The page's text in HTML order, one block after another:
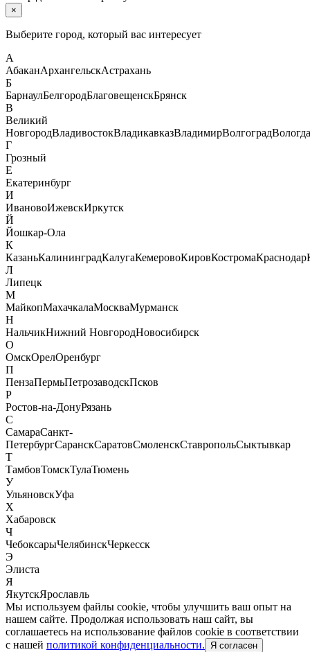
×
Выберите город, который вас интересует
А
АбаканАрхангельскАстрахань
Б
БарнаулБелгородБлаговещенскБрянск
В
Великий
НовгородВладивостокВладикавказВладимирВолгоградВологда
Г
Грозный
Е
Екатеринбург
И
ИвановоИжевскИркутск
Й
Йошкар-Ола
К
КазаньКалининградКалугаКемеровоКировКостромаКраснодар
Л
Липецк
М
МайкопМахачкалаМоскваМурманск
Н
НальчикНижний НовгородНовосибирск
О
ОмскОрелОренбург
П
ПензаПермьПетрозаводскПсков
Р
Ростов-на-ДонуРязань
С
СамараСанкт-
ПетербургСаранскСаратовСмоленскСтавропольСыктывкар
Т
ТамбовТомскТулаТюмень
У
УльяновскУфа
Х
Хабаровск
Ч
ЧебоксарыЧелябинскЧеркесск
Э
Элиста
Я
ЯкутскЯрославль
Мы используем файлы cookie, чтобы улучшить ваш опыт на
нашем сайте. Продолжая использовать наш сайт, вы
соглашаетесь на использование файлов cookie в соответствии
с нашей политикой конфиденциальности. Я согласен